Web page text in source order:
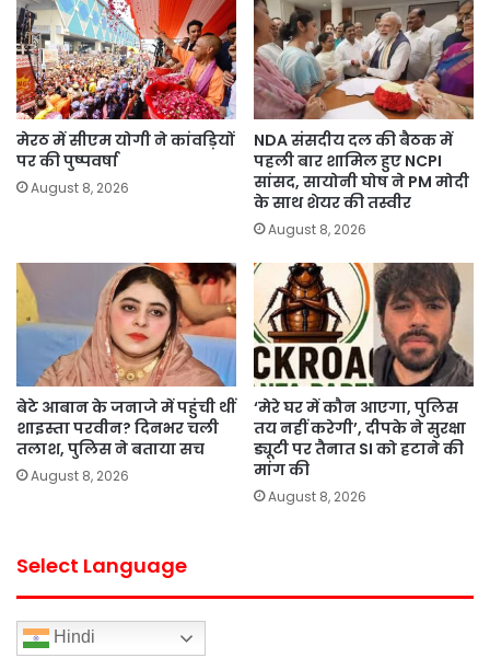
मेरठ में सीएम योगी ने कांवड़ियों
पर की पुष्पवर्षा
August 8, 2026
NDA संसदीय दल की बैठक में
पहली बार शामिल हुए NCPI
सांसद, सायोनी घोष ने PM मोदी
के साथ शेयर की तस्वीर
August 8, 2026
बेटे आबान के जनाजे में पहुंची थीं
शाइस्ता परवीन? दिनभर चली
तलाश, पुलिस ने बताया सच
August 8, 2026
‘मेरे घर में कौन आएगा, पुलिस
तय नहीं करेगी’, दीपके ने सुरक्षा
ड्यूटी पर तैनात SI को हटाने की
मांग की
August 8, 2026
Select Language
Hindi